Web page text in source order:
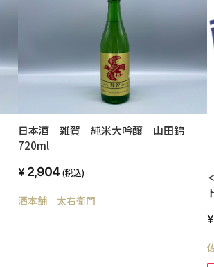
日本酒 雑賀 純米大吟醸 山田錦
720ml
2,904 (税込)
酒本舗 太右衛門